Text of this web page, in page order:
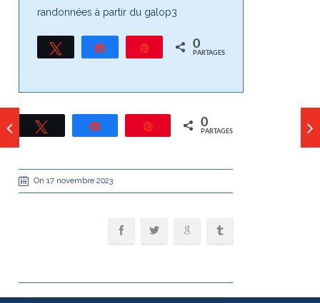
randonnées à partir du galop3
Tweetez Partagez Épingle 0
PARTAGES
Tweetez Partagez Épingle 0
PARTAGES
On 17 novembre 2023